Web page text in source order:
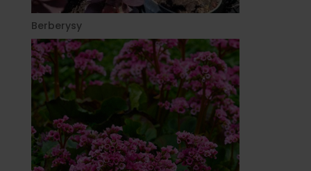
Berberysy